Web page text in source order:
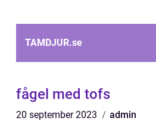
TAMDJUR.se
fågel med tofs
20 september 2023 admin